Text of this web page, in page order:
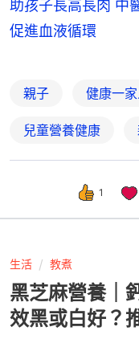
助孩子長高長肉 中
促進血液循環
親子 健康一家
兒童營養健康
1
生活 教煮
黑芝麻營養｜
效黑或白好？